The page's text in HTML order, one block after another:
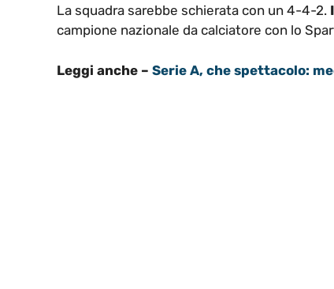
La squadra sarebbe schierata con un 4-4-2.
campione nazionale da calciatore con lo
Leggi anche – Serie A, che spettacolo: